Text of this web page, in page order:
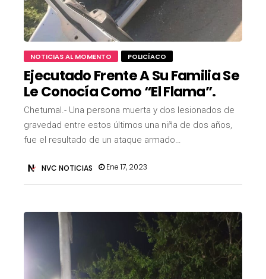
NOTICIAS AL MOMENTO POLICÍACO
Ejecutado Frente A Su Familia Se
Le Conocía Como “El Flama”.
Chetumal.- Una persona muerta y dos lesionados de
gravedad entre estos últimos una niña de dos años,
fue el resultado de un ataque armado…
NVC NOTICIAS Ene 17, 2023